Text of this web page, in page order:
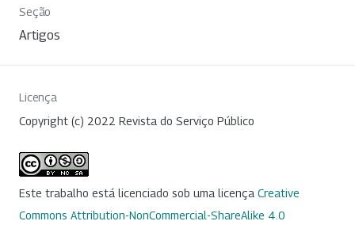
Seção
Artigos
Licença
Copyright (c) 2022 Revista do Serviço Público
Este trabalho está licenciado sob uma licença Creative
Commons Attribution-NonCommercial-ShareAlike 4.0